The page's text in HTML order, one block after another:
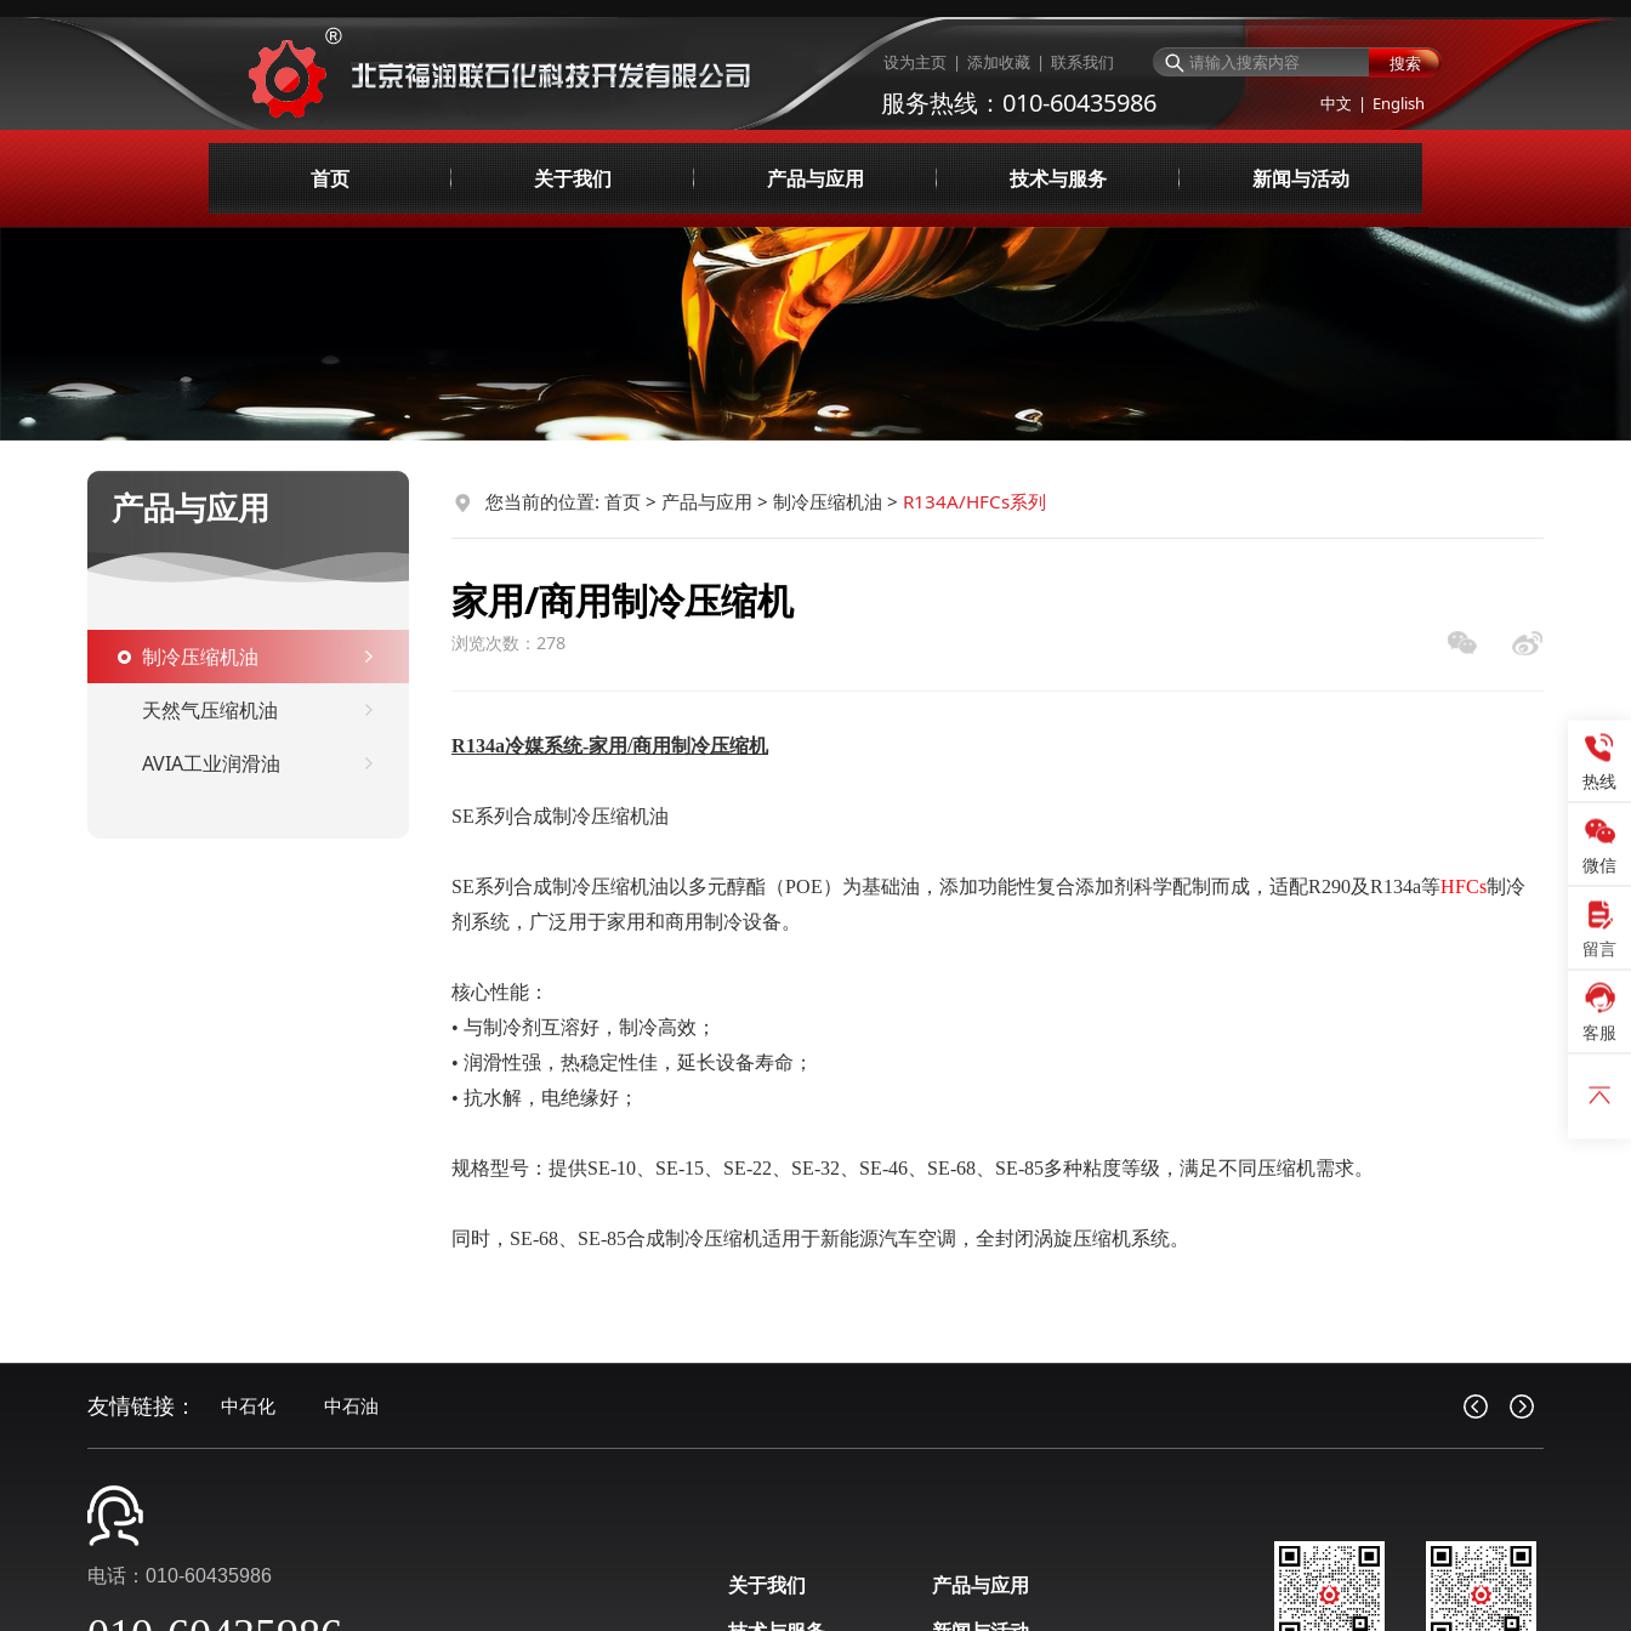
设为主页 | 添加收藏 | 联系我们 搜索
服务热线：010-60435986 中文 | English
首页 关于我们
宣传视频
主要客户
产品与应用
制冷压缩机油
天然气压缩机油
AVIA工业润滑油
技术与服务
润滑油检测与评价
集中供油系统咨询与设计
液体管理服务
新闻与活动
产品与应用
制冷压缩机油
天然气压缩机油
AVIA工业润滑油
您当前的位置: 首页 > 产品与应用 > 制冷压缩机油 > R134A/HFCs系列
家用/商用制冷压缩机
浏览次数：278
R134a冷媒系统-家用/商用制冷压缩机
SE系列合成制冷压缩机油
SE系列 合成制冷压缩机油 以多元醇酯（POE）为基础油，添加功能性复合添加剂 科学配制而成 ，适配R290及R134a等HFCs制冷
剂系统，广泛用于家用和商用制冷设备。
核心性能 ：
• 与制冷剂互溶好，制冷高效；
• 润滑性强，热稳定性佳，延长设备寿命；
• 抗水解，电绝缘好；
规格型号 ：提供SE-10 SE-1 5、 SE-22、 SE-32、 SE-46 SE-68、SE-85多种粘度等级，满足不同压缩机需求。
同时， SE-68、 SE-85合成制冷压缩机适用于新能源汽车空调，全封闭涡旋压缩机系统。
友情链接： 中石化 中石油
电话：010-60435986 关于我们
产品与应用
热线
微信
留言
客服